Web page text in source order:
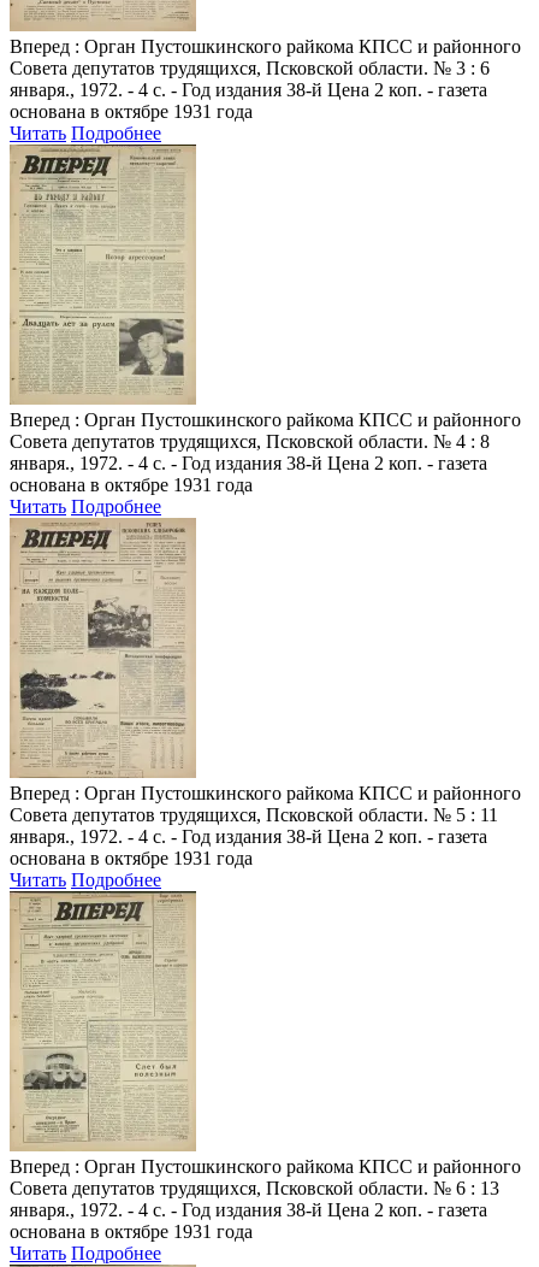
Вперед : Орган Пустошкинского райкома КПСС и районного
Совета депутатов трудящихся, Псковской области. № 3 : 6
января., 1972. - 4 с. - Год издания 38-й Цена 2 коп. - газета
основана в октябре 1931 года
Читать Подробнее
Вперед : Орган Пустошкинского райкома КПСС и районного
Совета депутатов трудящихся, Псковской области. № 4 : 8
января., 1972. - 4 с. - Год издания 38-й Цена 2 коп. - газета
основана в октябре 1931 года
Читать Подробнее
Вперед : Орган Пустошкинского райкома КПСС и районного
Совета депутатов трудящихся, Псковской области. № 5 : 11
января., 1972. - 4 с. - Год издания 38-й Цена 2 коп. - газета
основана в октябре 1931 года
Читать Подробнее
Вперед : Орган Пустошкинского райкома КПСС и районного
Совета депутатов трудящихся, Псковской области. № 6 : 13
января., 1972. - 4 с. - Год издания 38-й Цена 2 коп. - газета
основана в октябре 1931 года
Читать Подробнее